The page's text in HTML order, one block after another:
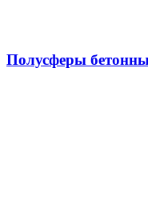
Полусферы